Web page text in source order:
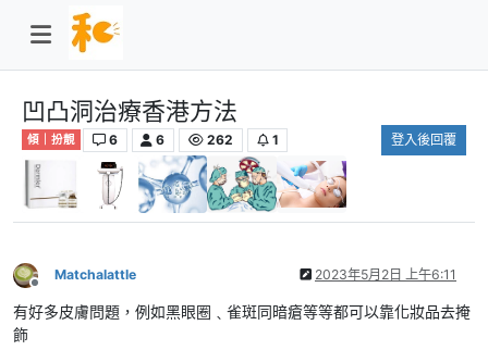
凹凸洞治療香港方法
傾｜扮靚 6 6 262 1 登入後回覆
離線
Matchalattle 2023年5月2日 上午6:11
有好多皮膚問題，例如黑眼圈﹑雀斑同暗瘡等等都可以靠化妝品去掩
飾